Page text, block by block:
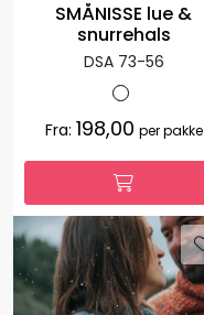
SMÅNISSE lue &
snurrehals
DSA 73-56
Fra: 198,00 per pakke